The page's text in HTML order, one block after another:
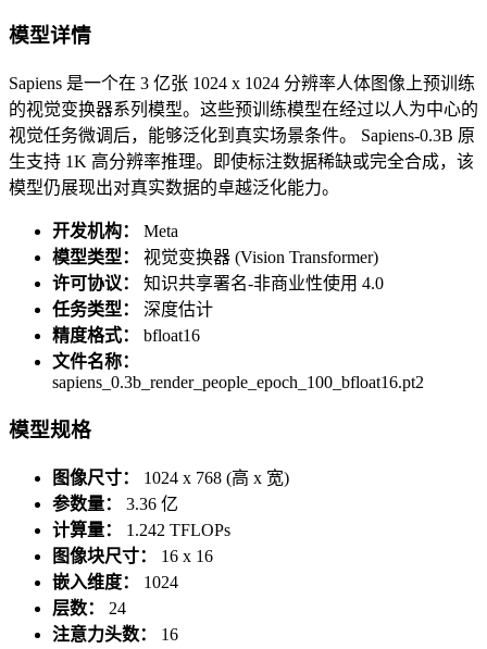
模型详情
Sapiens 是一个在 3 亿张 1024 x 1024 分辨率人体图像上预训练
的视觉变换器系列模型。这些预训练模型在经过以人为中心的
视觉任务微调后，能够泛化到真实场景条件。 Sapiens-0.3B 原
生支持 1K 高分辨率推理。即使标注数据稀缺或完全合成，该
模型仍展现出对真实数据的卓越泛化能力。
开发机构：
Meta
模型类型：
视觉变换器 (Vision Transformer)
许可协议：
知识共享署名-非商业性使用 4.0
任务类型：
深度估计
精度格式：
bfloat16
文件名称：
sapiens_0.3b_render_people_epoch_100_bfloat16.pt2
模型规格
图像尺寸：
1024 x 768 (高 x 宽)
参数量：
3.36 亿
计算量：
1.242 TFLOPs
图像块尺寸：
16 x 16
嵌入维度：
1024
层数：
24
注意力头数：
16